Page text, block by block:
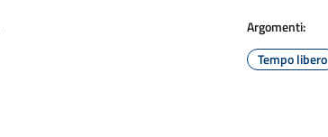
Argomenti:
Tempo libero